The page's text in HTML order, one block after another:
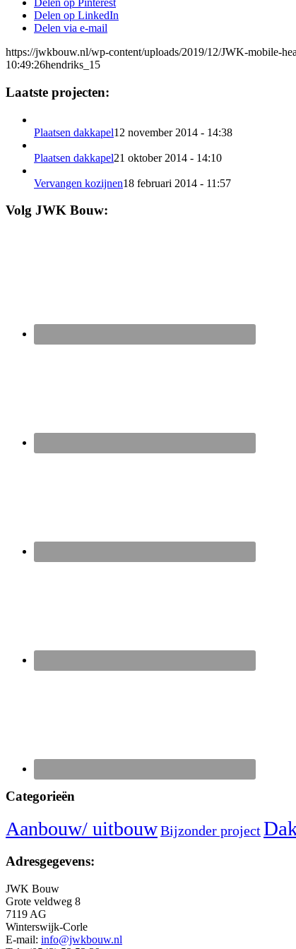
Delen op Pinterest
Delen op LinkedIn
Delen via e-mail
https://jwkbouw.nl/wp-content/uploads/2019/12/JWK-mobile-
10:49:26hendriks_15
Laatste projecten:
Plaatsen dakkapel12 november 2014 - 14:38
Plaatsen dakkapel21 oktober 2014 - 14:10
Vervangen kozijnen18 februari 2014 - 11:57
Volg JWK Bouw:
Categorieën
Aanbouw/ uitbouwBijzonder project
Adresgegevens:
JWK Bouw
Grote veldweg 8
7119 AG
Winterswijk-Corle
E-mail: info@jwkbouw.nl